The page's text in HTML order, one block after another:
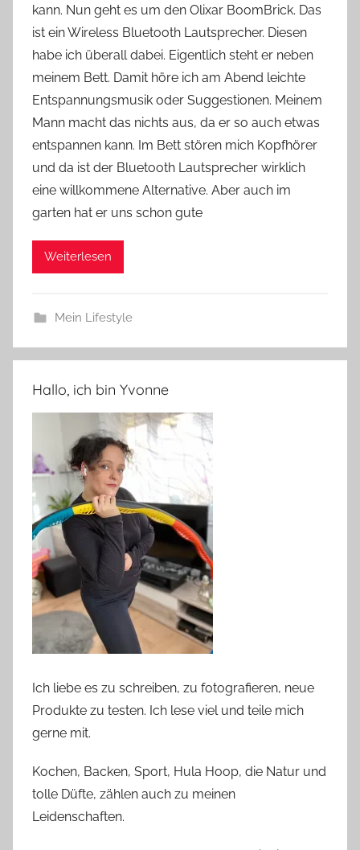
Y
v
o
n
n
e
kann. Nun geht es um den Olixar BoomBrick. Das
ist ein Wireless Bluetooth Lautsprecher. Diesen
habe ich überall dabei. Eigentlich steht er neben
meinem Bett. Damit höre ich am Abend leichte
Entspannungsmusik oder Suggestionen. Meinem
Mann macht das nichts aus, da er so auch etwas
entspannen kann. Im Bett stören mich Kopfhörer
und da ist der Bluetooth Lautsprecher wirklich
eine willkommene Alternative. Aber auch im
garten hat er uns schon gute
Weiterlesen
Mein Lifestyle
Hallo, ich bin Yvonne
Ich liebe es zu schreiben, zu fotografieren, neue
Produkte zu testen. Ich lese viel und teile mich
gerne mit.
Kochen, Backen, Sport, Hula Hoop, die Natur und
tolle Düfte, zählen auch zu meinen
Leidenschaften.